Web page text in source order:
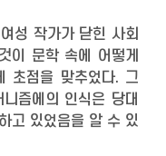
성 작가가 닫힌 사회
이 문학 속에 어떻게
초점을 맞추었다. 그
즘에의 인식은 당대
고 있었음을 알 수 있